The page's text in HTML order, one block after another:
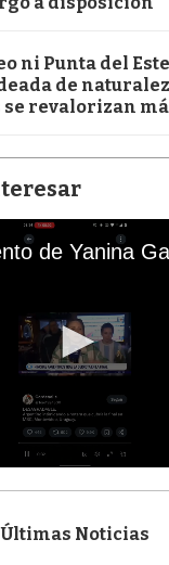
ni Punta del
de
revalorizan
Últimas Noticias